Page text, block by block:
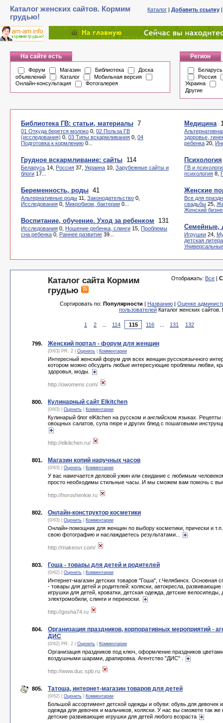
Каталог женских сайтов. Кормим
грудью!
Каталог | Добавить ссылку
На сайте есть
Форум Магазин Библиотека
Доска
объявлений
Каталог
Мобильная версия
Онлайн-консультация
Фотогалерея
Регион
Беларусь
Россия
Украина
Другие
Библиотека ГВ: статьи, материалы 7
01 Откуда берется молоко 0, 02 Польза ГВ
(исследования) 0, 03 Типы вскармливания 0, 04
Подготовка к кормлению 0...
Грудное вскармливание: сайты 114
Беларусь 14, Россия 37, Украина 10, Зарубежные сайты и
блоги 17...
Беременность, роды 41
Альтернативные роды 11, Законодательство 0,
Исследования 0, Микробиом, бактерии 0...
Воспитание, обучение. Уход за ребенком 131
Исследования 0, Ношение ребенка, слинги 15, Проблемы
сна ребенка 0, Раннее развитие 39...
Медицина
здоровье,
ребенка 20,
Психология
ГВ и
психология 8,
Женские
Все для
свадьбы 25,
Женский
Семейные,
Игрушки 24,
детская
Отображать: Все |
Каталог сайта Кормим
грудью
Сортировать по: Популярности | Названию | Оценке
пользователей Каталог женских
1 2 114 116 131 132
799. Женский портал - форум для женщин
(0/63) PR: 2 | Оценить Комментарии
Интересный женский форум для всех женщин русскоязычного
котором можно обсудить любые интересующие проблемы любви,
здоровья, моды.
http://owomens.com/
800. Кулинарный сайт Elkitchen
(0/63) | Оценить Комментарии
Кулинарый блог elKitchen на русском и английском языках.
овощных салатов, супа пюре и других блюд с пошаговыми
http://elkitchen.ru/
801. Магазин копий наручных часов
(0/63) | Оценить Комментарии
У вас намечается деловой ужин или свидание с любимым
просто необходимы стильные часы. И мы сможем вам помочь с
http://horoshenkie.ru
802. Онлайн-конструктор косметики
(0/63) | Оценить Комментарии
Онлайн-помощник для женщин по выбору косметики, прически и
свою фотографию и наслаждаетесь результатами...
http://makeovr.com/
803. Гоша - товары для детей и родителей
(0/62) | Оценить Комментарии
Интернет-магазин детских товаров "Гоша", г.Челябинск. Основная
- товары для детей и родителей: коляски, автокресла, развивающие
игрушки для детей, кроватки, детская одежда, детские велосипеды,
электромобили, слинги и переноски.
http://gosha74.ru
804.
Организация праздников, корпоративных мероприятий -
ДИС
(0/62) PR: 2 | Оценить Комментарии
Организация праздников под ключ, оформление праздников
воздушными шарами, драпировка. Агентство "ДИС" .
http://www.duc.spb.ru
805. Татоша, интернет-магазин товаров для детей
(0/62) | Оценить Комментарии
Большой ассортимент детской одежды и обуви: обувь для девочек
одежда для девочек и мальчиков, коляски. У нас вы сможете так же
детские развивающие игрушки для детей любого возраста